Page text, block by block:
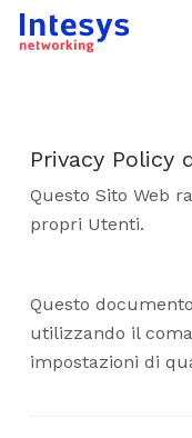
Skip
Privacy Policy
Questo Sito Web
propri Utenti.
Questo
utilizzando il
impostazioni di